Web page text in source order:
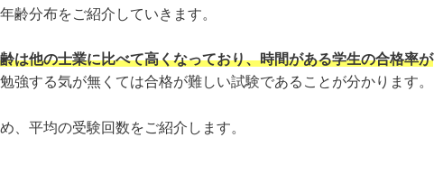
齢分布をご紹介していきます。
は他の士業に比べて高くなっており、時間がある学生の合格率が
強する気が無くては合格が難しい試験であることが分かります。
、平均の受験回数をご紹介します。